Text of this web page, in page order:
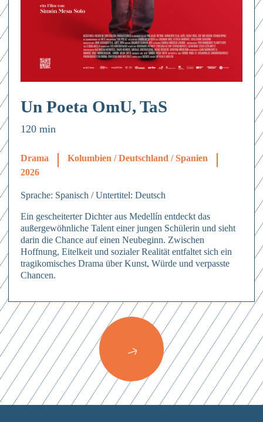
Un Poeta OmU, TaS
120 min
Drama
Kolumbien / Deutschland / Spanien
2026
Sprache: Spanisch / Untertitel: Deutsch
Ein gescheiterter Dichter aus Medellín entdeckt das
außergewöhnliche Talent einer jungen Schülerin und sieht
darin die Chance auf einen Neubeginn. Zwischen
Hoffnung, Eitelkeit und sozialer Realität entfaltet sich ein
tragikomisches Drama über Kunst, Würde und verpasste
Chancen.
Anmelden
Mit dem Absenden des Formulars erkläre ich mich einverstanden mit
den Datenschutzbestimmungen
Hierher ziehen & fallen lassen
Dateien auswählen
von 3
Abschicken
Mit dem Absenden des Formulars erkläre ich mich einverstanden mit
denDatenschutzbestimmungen
Abschicken
Mit dem Absenden des Formulars erkläre ich mich einverstanden mit
den
Datenschutzbestimmungen